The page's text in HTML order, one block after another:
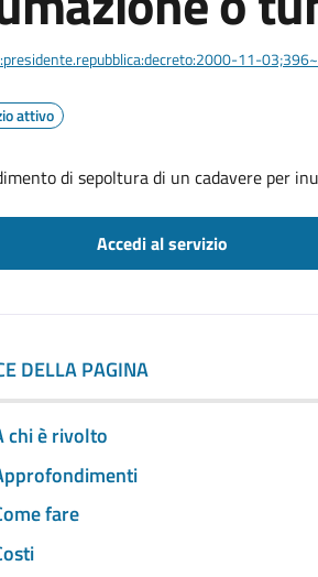
11-
attivo
di sepoltura di un cadavere per
Accedi al servizio
DELLA PAGINA
chi è rivolto
fare